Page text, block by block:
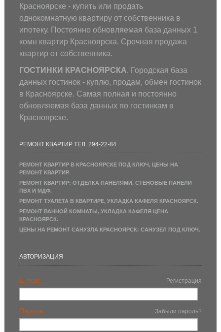
Красноярске - купить или продать
однокомнатную квартиру от собственника в
ипотеку. Постоянно обновляемая база данных 1
комн квартир Красноярска. Срочная продажа
квартир от собственника.
ГОСТИНКИ КРАСНОЯРСКА. Городская база
данных гостинок - куплю, продам, обмен гостинок
в Красноярске. Самая полная и постоянно
обновляемая база данных по гостинкам в
Красноярске.
РЕМОНТ КВАРТИР ТЕЛ. 294-22-84
РЕМОНТ КВАРТИР В КРАСНОЯРСКЕ ПОД КЛЮЧ, ЦЕНЫ НА
РЕМОНТ КВАРТИР.
РЕМОНТ КВАРТИР: ОТДЕЛКА ПАНЕЛЯМИ, СТЕНОВЫЕ ПАНЕЛИ
ПВХ И МДФ.
РЕМОНТ ТУАЛЕТА В КВАРТИРЕ, УКЛАДКА КАФЕЛЯ КРАСНОЯРСК.
РЕМОНТ ВАННОЙ КОМНАТЫ, УКЛАДКА КАФЕЛЯ ЦЕНА
КРАСНОЯРСК.
ЦЕНЫ НА РЕМОНТ САНУЗЛА КРАСНОЯРСК: САНУЗЕЛ ПОД КЛЮЧ.
АВТОРИЗАЦИЯ
E-mail: Регистрация
Пароль: Забыли пароль?